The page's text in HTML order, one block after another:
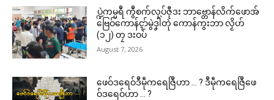
ပ္ဍဲကမ္မရဳ ကွဳစက်လုပ်ဇီုဒး ဘာဗ္တောန်လိက်ဖောအ်
ဗြေဝ်ကောန်ၚာ်မွဲဒၞါဲတုဲ ကောန်ကွးဘာ လၟိဟ်
(၁၂) တၠ ဒးဝပ်
August 7, 2026
ဖေဝ်ဒရေဝ်ဒဳမဵုကရေဇြဳဟာ … ? ဒဳမဵုကရေဇြဳဖေ
ဝ်ဒရေဝ်ဟာ … ?